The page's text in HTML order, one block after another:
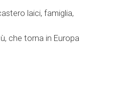
laici, famiglia,
che torna in Europa